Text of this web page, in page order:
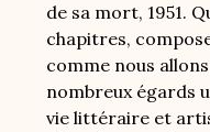
de sa mort, 1951.
chapitres,
comme nous
nombreux égards
vie littéraire et